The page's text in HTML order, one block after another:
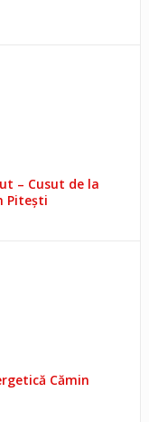
– Cusut de la
Pitești
Cămin